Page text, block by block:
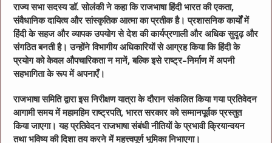
राज्य सभा सदस्य डॉ. सोलंकी ने कहा कि राजभाषा हिंदी भारत की एकता,
संवैधानिक दायित्व और सांस्कृतिक आत्मा का प्रतीक है। प्रशासनिक कार्यों में
हिंदी के सहज और व्यापक उपयोग से देश की कार्यप्रणाली और अधिक सुदृढ़ और
संगठित बनती है। उन्होंने विभागीय अधिकारियों से आग्रह किया कि हिंदी के
प्रयोग को केवल औपचारिकता न मानें, बल्कि इसे राष्ट्र–निर्माण में अपनी
सहभागिता के रूप में अपनाएँ।
राजभाषा समिति द्वारा इस निरीक्षण यात्रा के दौरान संकलित किया गया प्रतिवेदन
आगामी समय में महामहिम राष्ट्रपति, भारत सरकार को सम्मानपूर्वक प्रस्तुत
किया जाएगा। यह प्रतिवेदन राजभाषा संबंधी नीतियों के प्रभावी क्रियान्वयन
तथा भविष्य की दिशा तय करने में महत्त्वपूर्ण भूमिका निभाएगा।